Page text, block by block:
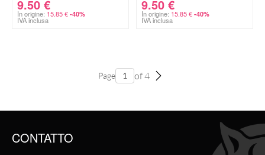
9.50 €
In origine: 15.85€ -40%
IVA inclusa
9.50 €
In origine: 15.85€ -40%
IVA inclusa
Page of 4
CONTATTO